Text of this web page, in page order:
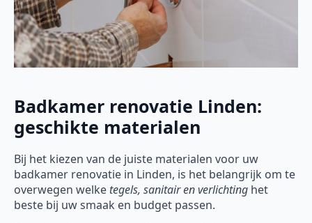
Badkamer renovatie Linden:
geschikte materialen
Bij het kiezen van de juiste materialen voor uw
badkamer renovatie in Linden, is het belangrijk om te
overwegen welke tegels, sanitair en verlichting het
beste bij uw smaak en budget passen.